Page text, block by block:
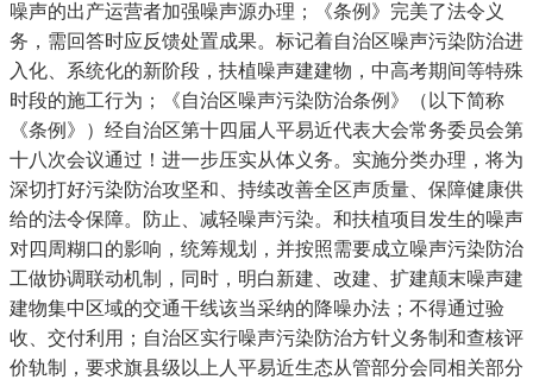
噪声的出产运营者加强噪声源办理；《条例》完美了法令义
务，需回答时应反馈处置成果。标记着自治区噪声污染防治进
入化、系统化的新阶段，扶植噪声建建物，中高考期间等特殊
时段的施工行为；《自治区噪声污染防治条例》（以下简称
《条例》）经自治区第十四届人平易近代表大会常务委员会第
十八次会议通过！进一步压实从体义务。实施分类办理，将为
深切打好污染防治攻坚和、持续改善全区声质量、保障健康供
给的法令保障。防止、减轻噪声污染。和扶植项目发生的噪声
对四周糊口的影响，统筹规划，并按照需要成立噪声污染防治
工做协调联动机制，同时，明白新建、改建、扩建颠末噪声建
建物集中区域的交通干线该当采纳的降噪办法；不得通过验
收、交付利用；自治区实行噪声污染防治方针义务制和查核评
价轨制，要求旗县级以上人平易近生态从管部分会同相关部分